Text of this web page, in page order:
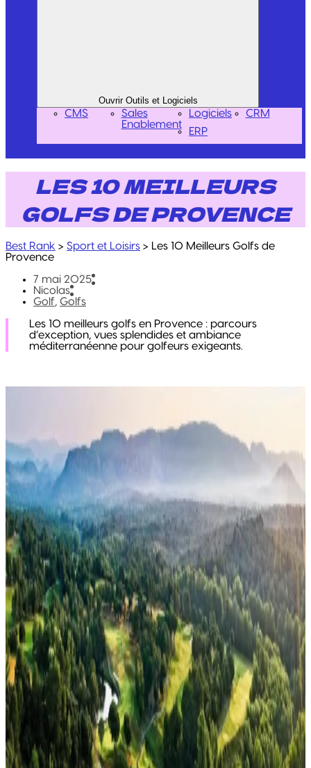
Ouvrir Outils et Logiciels
CMS
Sales
Enablement
Logiciels
CRM
ERP
LES 10 MEILLEURS
GOLFS DE PROVENCE
Best Rank > Sport et Loisirs > Les 10 Meilleurs Golfs de
Provence
7 mai 2025
Nicolas
Golf, Golfs
Les 10 meilleurs golfs en Provence : parcours
d’exception, vues splendides et ambiance
méditerranéenne pour golfeurs exigeants.